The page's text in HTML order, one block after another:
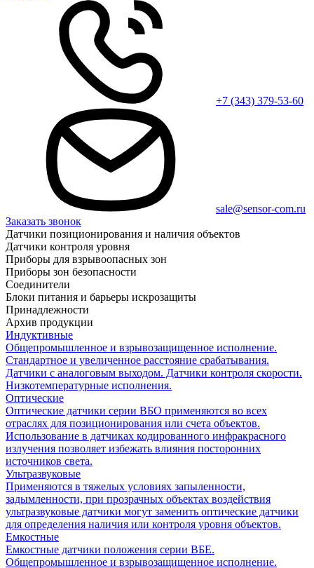
+7 (343) 379-53-60
sale@sensor-com.ru
Заказать звонок
Датчики позиционирования и наличия объектов
Датчики контроля уровня
Приборы для взрывоопасных зон
Приборы зон безопасности
Соединители
Блоки питания и барьеры искрозащиты
Принадлежности
Архив продукции
Индуктивные
Общепромышленное и взрывозащищенное исполнение.
Стандартное и увеличенное расстояние срабатывания.
Датчики с аналоговым выходом. Датчики контроля скорости.
Низкотемпературные исполнения.
Оптические
Оптические датчики серии ВБО применяются во всех
отраслях для позиционирования или счета объектов.
Использование в датчиках кодированного инфракрасного
излучения позволяет избежать влияния посторонних
источников света.
Ультразвуковые
Применяются в тяжелых условиях запыленности,
задымленности, при прозрачных объектах воздействия
ультразвуковые датчики могут заменить оптические датчики
для определения наличия или контроля уровня объектов.
Емкостные
Емкостные датчики положения серии ВБЕ.
Общепромышленное и взрывозащищенное исполнение.